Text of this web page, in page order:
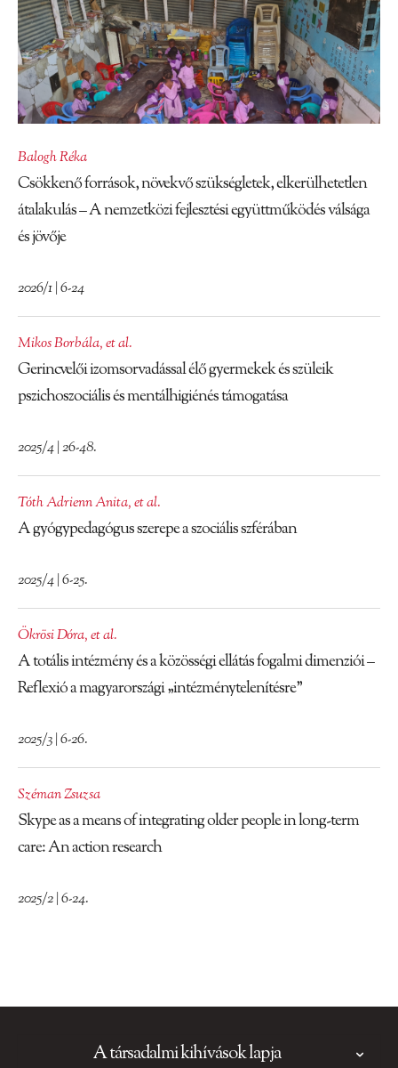
Balogh Réka
Csökkenő források, növekvő szükségletek, elkerülhetetlen
átalakulás – A nemzetközi fejlesztési együttműködés válsága
és jövője
2026/1 | 6-24
Mikos Borbála,et al.
Gerincvelői izomsorvadással élő gyermekek és szüleik
pszichoszociális és mentálhigiénés támogatása
2025/4 | 26-48.
Tóth Adrienn Anita,et al.
A gyógypedagógus szerepe a szociális szférában
2025/4 | 6-25.
Ökrösi Dóra,et al.
A totális intézmény és a közösségi ellátás fogalmi dimenziói –
Reflexió a magyarországi „intézménytelenítésre”
2025/3 | 6-26.
Széman Zsuzsa
Skype as a means of integrating older people in long-term
care: An action research
2025/2 | 6-24.
A társadalmi kihívások lapja